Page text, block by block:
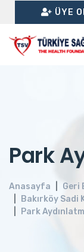
ÜYE
Park
Anasayfa
Geri
Bakırköy Sadi
Park